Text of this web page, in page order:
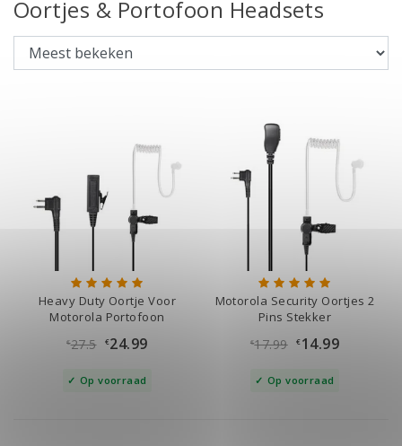
Oortjes & Portofoon Headsets
Heavy Duty Oortje Voor
Motorola Portofoon
€27.5 €24.99
Op voorraad
Motorola Security Oortjes 2
Pins Stekker
€17.99 €14.99
Op voorraad